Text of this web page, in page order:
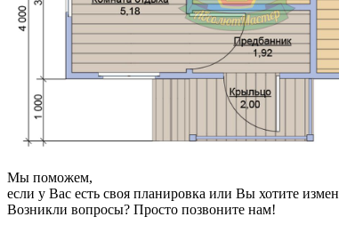
Мы поможем,
если у Вас есть своя планировка или Вы хотите
Возникли вопросы? Просто позвоните нам!